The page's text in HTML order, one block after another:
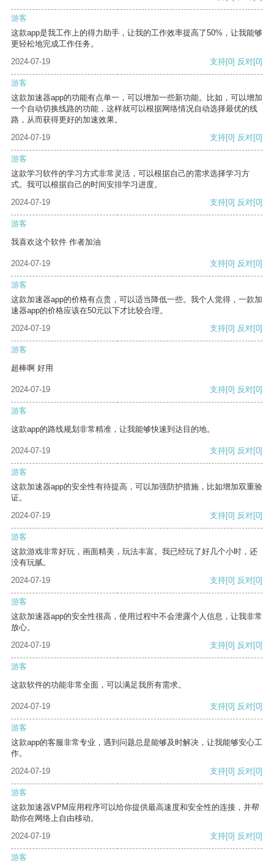
游客
这款app是我工作上的得力助手，让我的工作效率提高了50%，让我能够
更轻松地完成工作任务。
2024-07-19
支持[0] 反对[0]
游客
这款加速器app的功能有点单一，可以增加一些新功能。比如，可以增加
一个自动切换线路的功能，这样就可以根据网络情况自动选择最优的线
路，从而获得更好的加速效果。
2024-07-19
支持[0] 反对[0]
游客
这款学习软件的学习方式非常灵活，可以根据自己的需求选择学习方
式。我可以根据自己的时间安排学习进度。
2024-07-19
支持[0] 反对[0]
游客
我喜欢这个软件 作者加油
2024-07-19 支持[0] 反对[0]
游客
这款加速器app的价格有点贵，可以适当降低一些。我个人觉得，一款加
速器app的价格应该在50元以下才比较合理。
2024-07-19
支持[0] 反对[0]
游客
超棒啊 好用
2024-07-19 支持[0] 反对[0]
游客
这款app的路线规划非常精准，让我能够快速到达目的地。
2024-07-19 支持[0] 反对[0]
游客
这款加速器app的安全性有待提高，可以加强防护措施，比如增加双重验
证。
2024-07-19
支持[0] 反对[0]
游客
这款游戏非常好玩，画面精美，玩法丰富。我已经玩了好几个小时，还
没有玩腻。
2024-07-19
支持[0] 反对[0]
游客
这款加速器app的安全性很高，使用过程中不会泄露个人信息，让我非常
放心。
2024-07-19
支持[0] 反对[0]
游客
这款软件的功能非常全面，可以满足我所有需求。
2024-07-19 支持[0] 反对[0]
游客
这款app的客服非常专业，遇到问题总是能够及时解决，让我能够安心工
作。
2024-07-19
支持[0] 反对[0]
游客
这款加速器VPM应用程序可以给你提供最高速度和安全性的连接，并帮
助你在网络上自由移动。
2024-07-19
支持[0] 反对[0]
游客